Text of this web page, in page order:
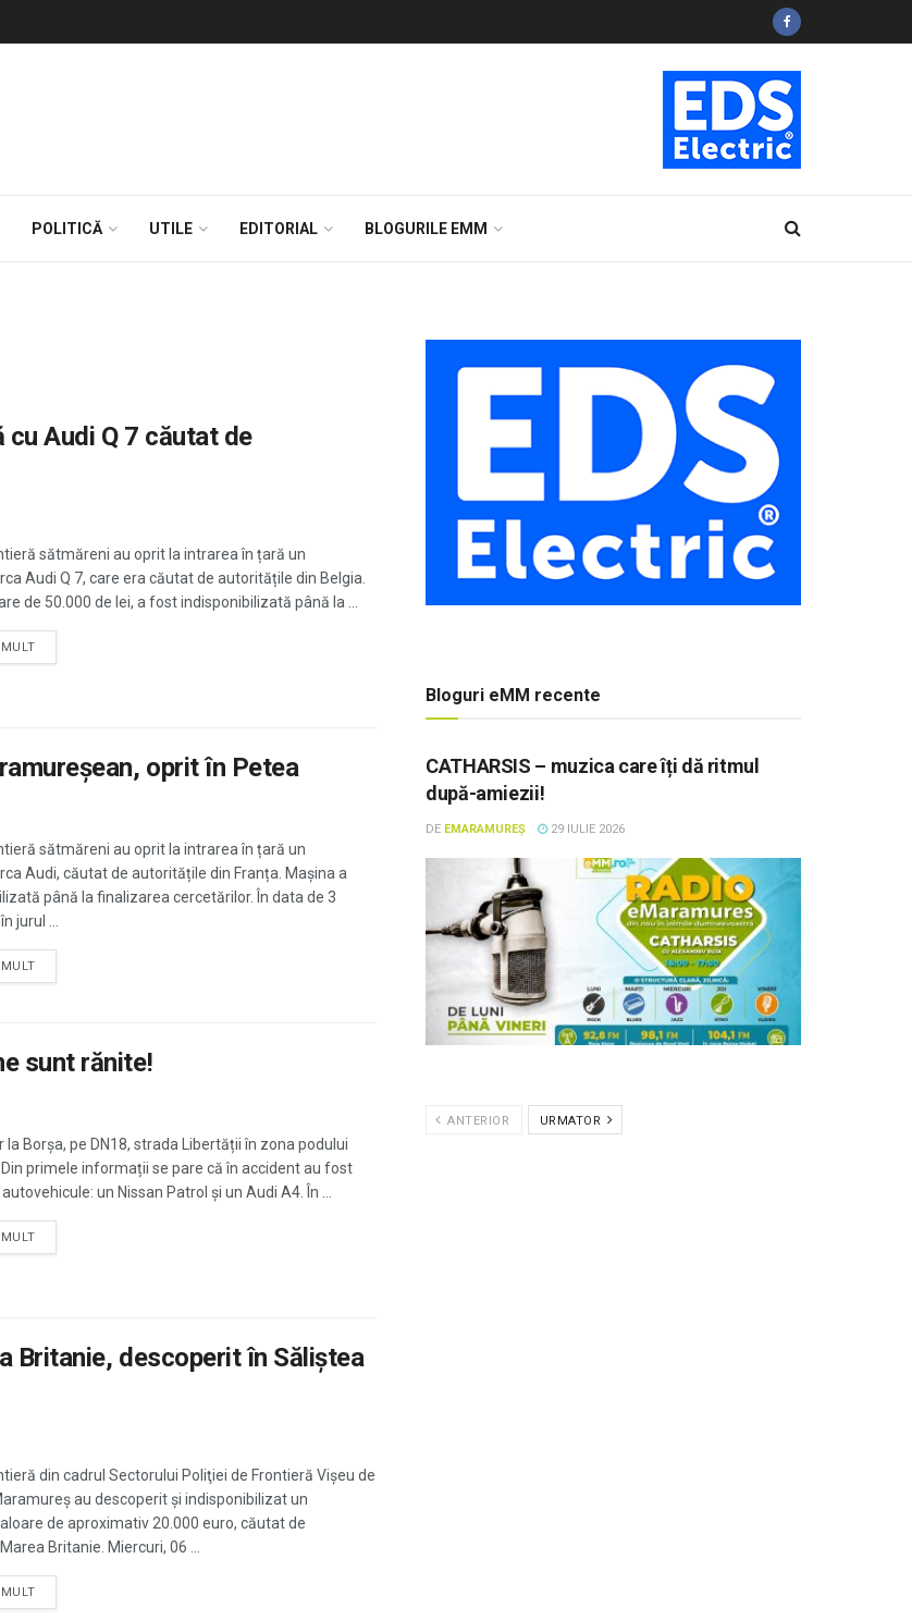
POLITICĂ UTILE EDITORIAL BLOGURILE EMM
cu Audi Q 7 căutat de
sătmăreni au oprit la intrarea în țară un
Audi Q 7, care era căutat de autoritățile din Belgia.
de 50.000 de lei, a fost indisponibilizată până la ...
oprit în Petea
sătmăreni au oprit la intrarea în țară un
Audi, căutat de autoritățile din Franța. Mașina a
până la finalizarea cercetărilor. În data de 3
jurul ...
sunt rănite!
Borșa, pe DN18, strada Libertății în zona podului
Din primele informații se pare că în accident au fost
un Nissan Patrol și un Audi A4. În ...
Britanie, descoperit în Săliştea
din cadrul Sectorului Poliţiei de Frontieră Vişeu de
au descoperit și indisponibilizat un
de aproximativ 20.000 euro, căutat de
Britanie. Miercuri, 06 ...
Bloguri eMM recente
CATHARSIS – muzica care îți dă ritmul
după-amiezii!
DE EMARAMUREȘ 29 IULIE 2026
ANTERIOR URMATOR